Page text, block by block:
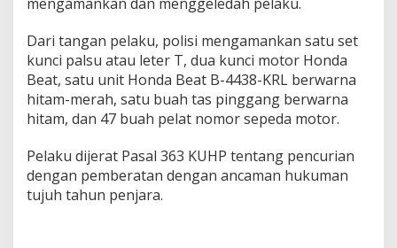
Dari tangan pelaku, polisi mengamankan satu set
kunci palsu atau leter T, dua kunci motor Honda
Beat, satu unit Honda Beat B-4438-KRL berwarna
hitam-merah, satu buah tas pinggang berwarna
hitam, dan 47 buah pelat nomor sepeda motor.
Pelaku dijerat Pasal 363 KUHP tentang pencurian
dengan pemberatan dengan ancaman hukuman
tujuh tahun penjara.